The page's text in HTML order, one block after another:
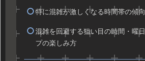
特に混雑が激しくなる時間帯の傾向
混雑を回避する狙い目の時間・曜
プの楽しみ方